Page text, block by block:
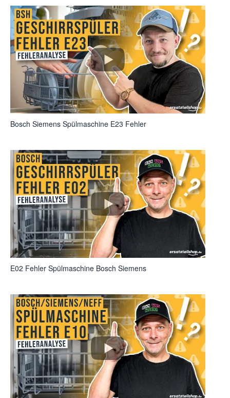
Bosch Siemens Spülmaschine E23 Fehler
E02 Fehler Spülmaschine Bosch Siemens